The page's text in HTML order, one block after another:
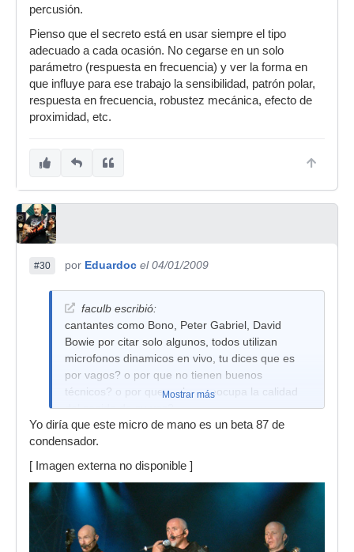
percusión.
Pienso que el secreto está en usar siempre el tipo
adecuado a cada ocasión. No cegarse en un solo
parámetro (respuesta en frecuencia) y ver la forma en
que influye para ese trabajo la sensibilidad, patrón polar,
respuesta en frecuencia, robustez mecánica, efecto de
proximidad, etc.
#30 por Eduardoc el 04/01/2009
faculb escribió:
cantantes como Bono, Peter Gabriel, David
Bowie por citar solo algunos, todos utilizan
microfonos dinamicos en vivo, tu dices que es
por vagos? o por que no tienen buenos
técnicos? o por que no les preocupa la calidad
del sonido de su voz?
Mostrar más
Yo diría que este micro de mano es un beta 87 de
condensador.
[ Imagen externa no disponible ]